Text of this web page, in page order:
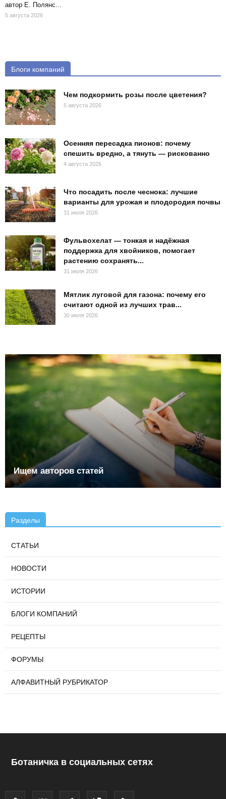
автор Е. Полянс...
5 августа 2026
Блоги компаний
Чем подкормить розы после цветения?
5 августа 2026
Осенняя пересадка пионов: почему
спешить вредно, а тянуть — рискованно
4 августа 2026
Что посадить после чеснока: лучшие
варианты для урожая и плодородия почвы
31 июля 2026
Фульвохелат — тонкая и надёжная
поддержка для хвойников, помогает
растению сохранять...
31 июля 2026
Мятлик луговой для газона: почему его
считают одной из лучших трав...
30 июля 2026
Ищем авторов статей
Разделы
СТАТЬИ
НОВОСТИ
ИСТОРИИ
БЛОГИ КОМПАНИЙ
РЕЦЕПТЫ
ФОРУМЫ
АЛФАВИТНЫЙ РУБРИКАТОР
Ботаничка в социальных сетях